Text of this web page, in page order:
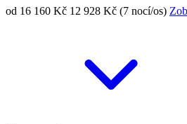
od 16 160 Kč 12 928 Kč (7 nocí/os)